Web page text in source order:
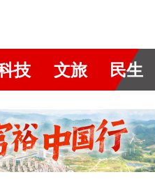
技 文旅 民生